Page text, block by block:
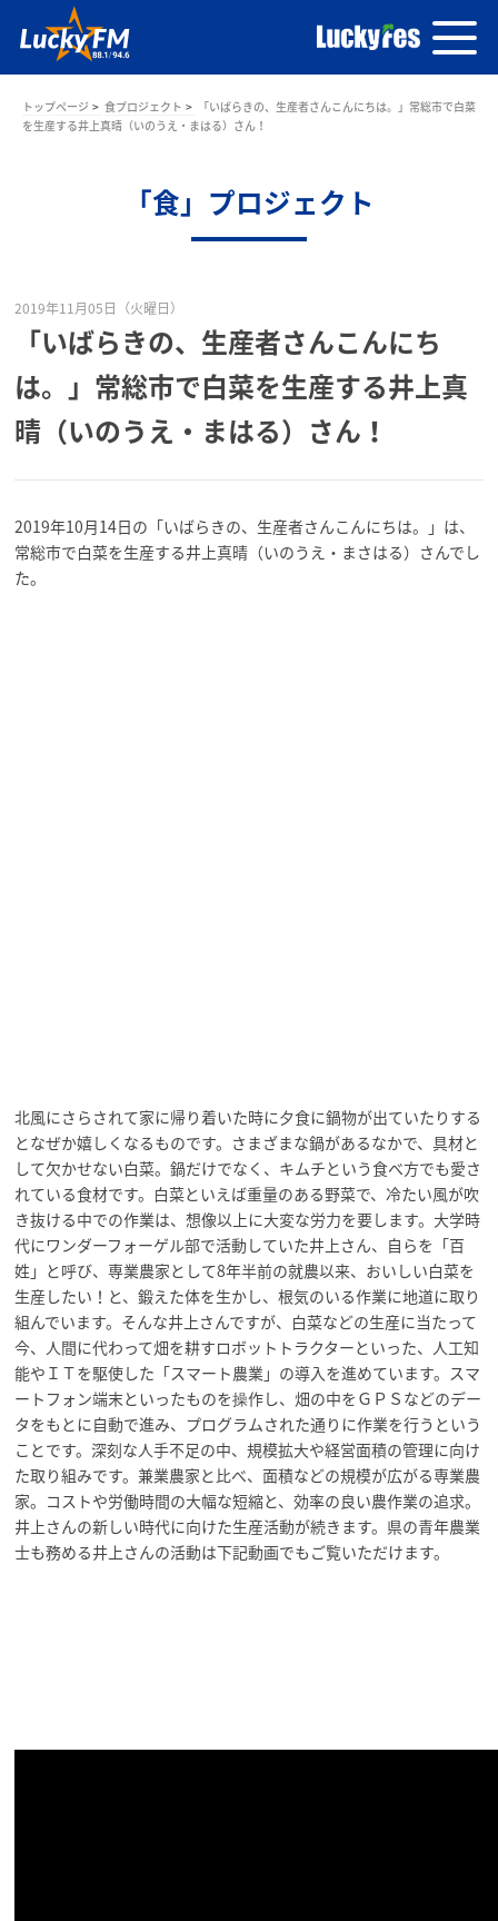
トップページ 食プロジェクト
「いばらきの、生産者さんこんにちは。」常総市で白菜
を生産する井上真晴（いのうえ・まはる）さん！
「食」プロジェクト
2019年11月05日（火曜日）
「いばらきの、生産者さんこんにち
は。」常総市で白菜を生産する井上真
晴（いのうえ・まはる）さん！
2019年10月14日の「いばらきの、生産者さんこんにちは。」は、
常総市で白菜を生産する井上真晴（いのうえ・まさはる）さんでし
た。
北風にさらされて家に帰り着いた時に夕食に鍋物が出ていたりする
となぜか嬉しくなるものです。さまざまな鍋があるなかで、具材と
して欠かせない白菜。鍋だけでなく、キムチという食べ方でも愛さ
れている食材です。白菜といえば重量のある野菜で、冷たい風が吹
き抜ける中での作業は、想像以上に大変な労力を要します。大学時
代にワンダーフォーゲル部で活動していた井上さん、自らを「百
姓」と呼び、専業農家として8年半前の就農以来、おいしい白菜を
生産したい！と、鍛えた体を生かし、根気のいる作業に地道に取り
組んでいます。そんな井上さんですが、白菜などの生産に当たって
今、人間に代わって畑を耕すロボットトラクターといった、人工知
能やＩＴを駆使した「スマート農業」の導入を進めています。スマ
ートフォン端末といったものを操作し、畑の中をＧＰＳなどのデー
タをもとに自動で進み、プログラムされた通りに作業を行うという
ことです。深刻な人手不足の中、規模拡大や経営面積の管理に向け
た取り組みです。兼業農家と比べ、面積などの規模が広がる専業農
家。コストや労働時間の大幅な短縮と、効率の良い農作業の追求。
井上さんの新しい時代に向けた生産活動が続きます。県の青年農業
士も務める井上さんの活動は下記動画でもご覧いただけます。